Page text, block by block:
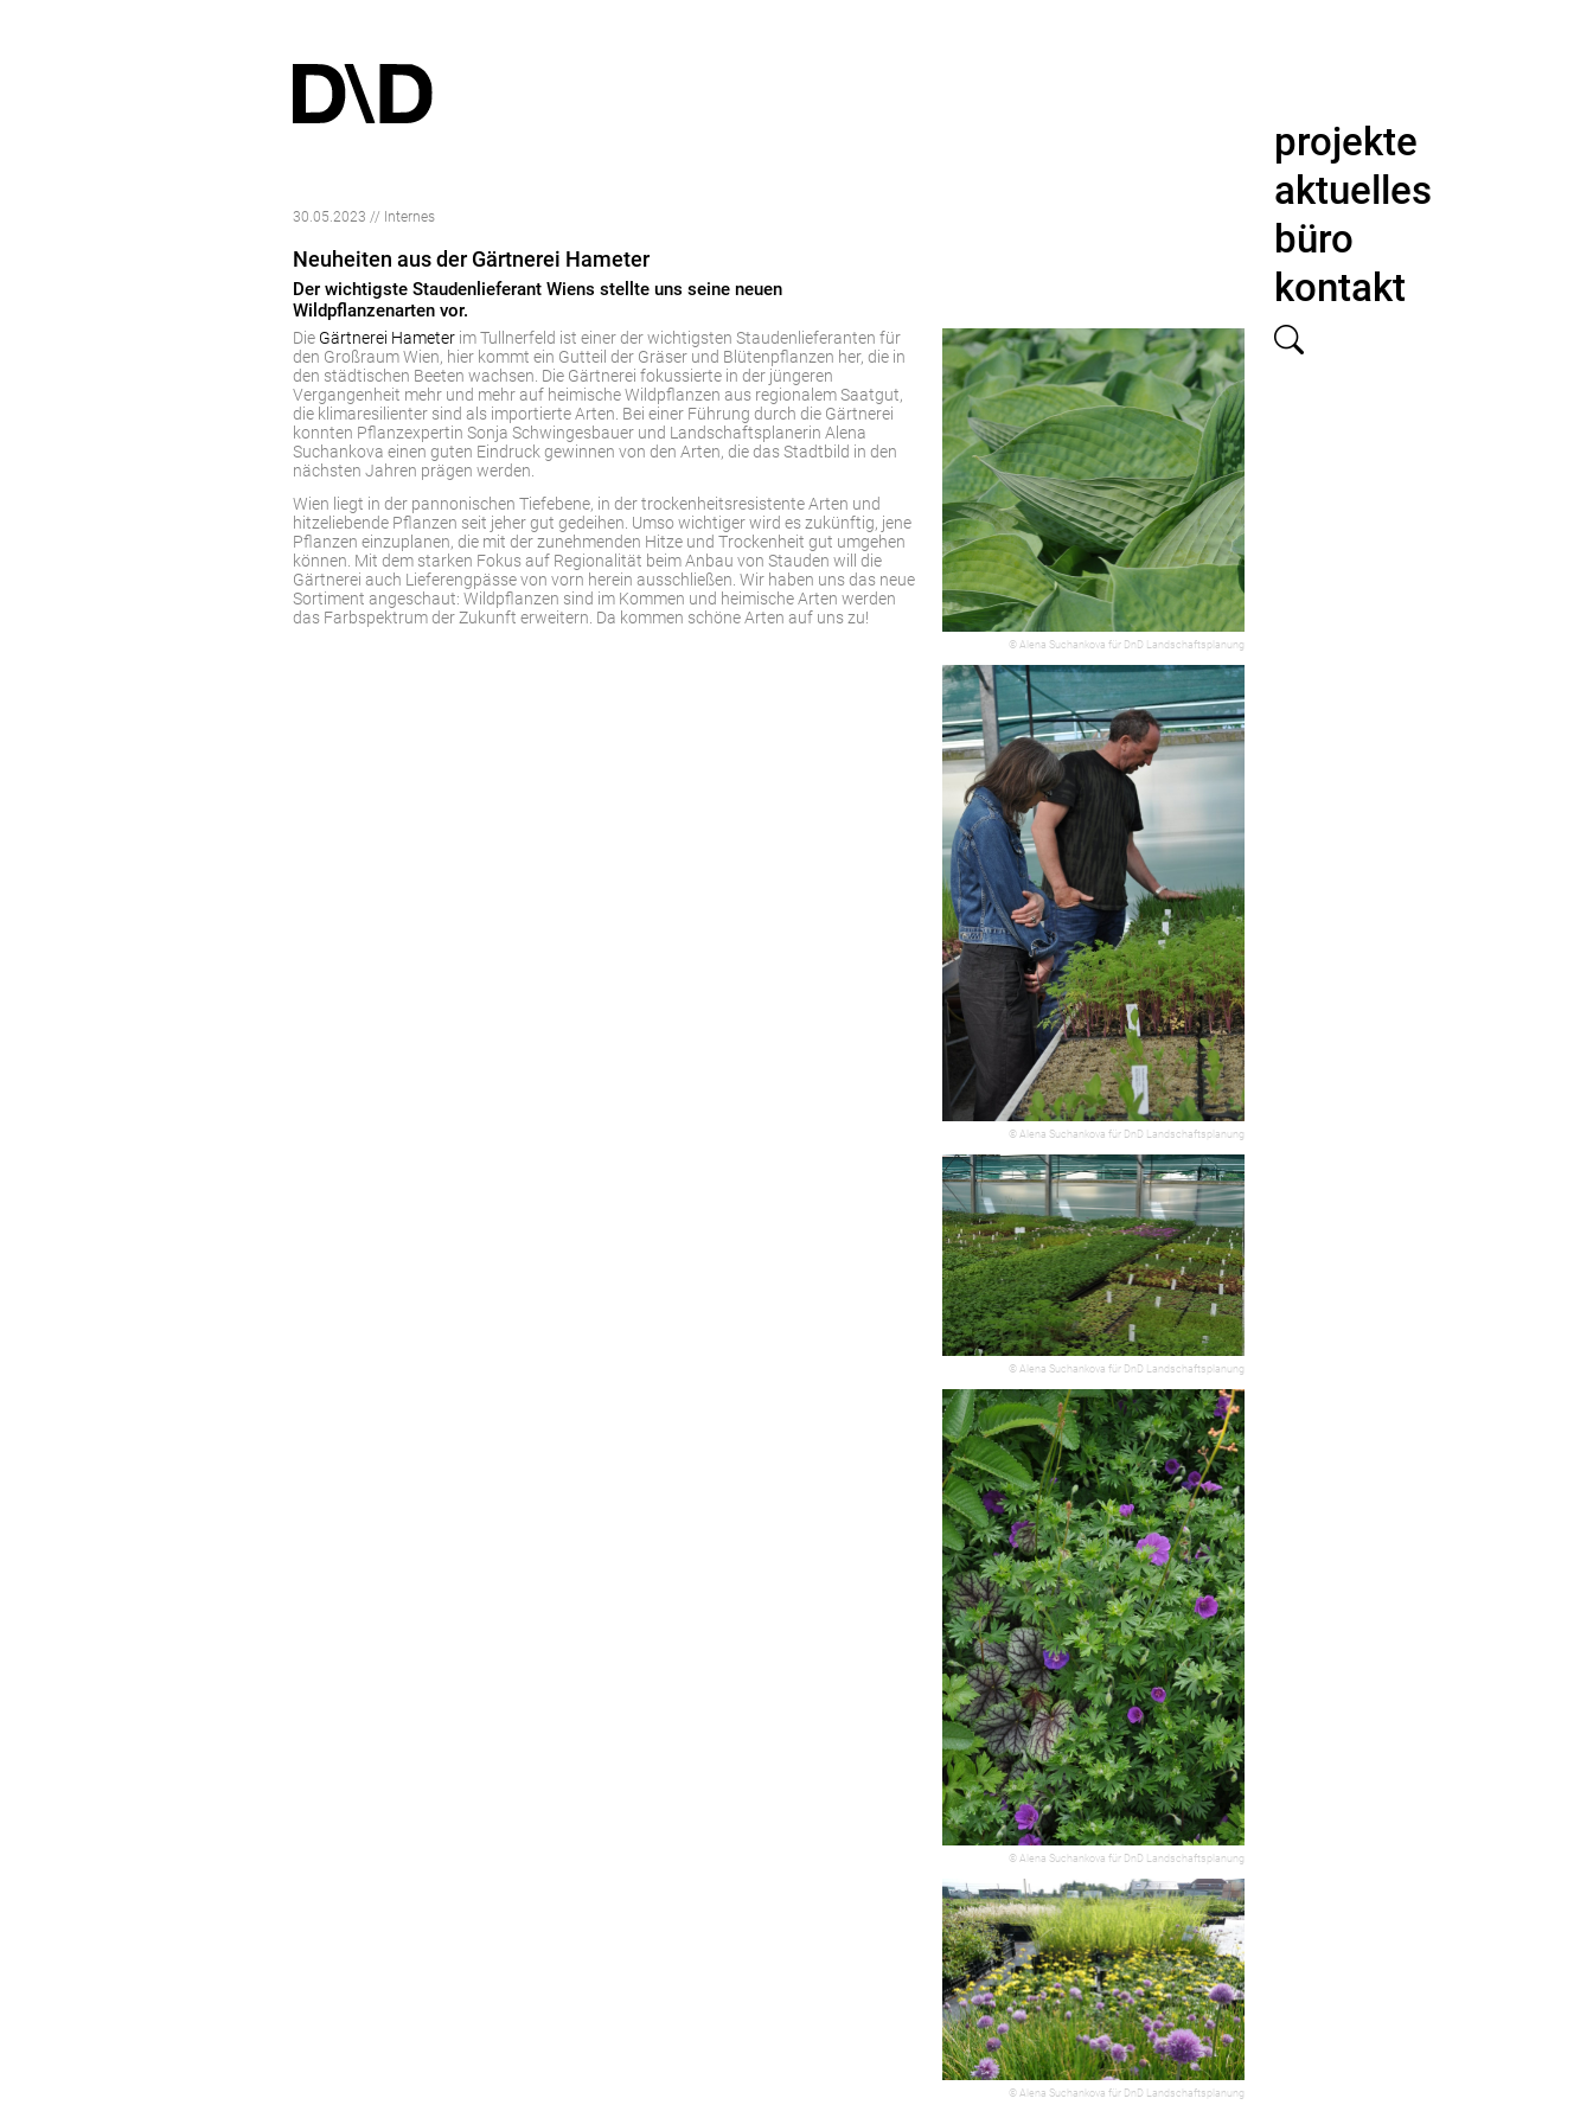
projekte
aktuelles
büro
kontakt
30.05.2023 // Internes
Neuheiten aus der Gärtnerei Hameter
Der wichtigste Staudenlieferant Wiens stellte uns seine neuen
Wildpflanzenarten vor.
Die Gärtnerei Hameter im Tullnerfeld ist einer der wichtigsten Staudenlieferanten für
den Großraum Wien, hier kommt ein Gutteil der Gräser und Blütenpflanzen her, die in
den städtischen Beeten wachsen. Die Gärtnerei fokussierte in der jüngeren
Vergangenheit mehr und mehr auf heimische Wildpflanzen aus regionalem Saatgut,
die klimaresilienter sind als importierte Arten. Bei einer Führung durch die Gärtnerei
konnten Pflanzexpertin Sonja Schwingesbauer und Landschaftsplanerin Alena
Suchankova einen guten Eindruck gewinnen von den Arten, die das Stadtbild in den
nächsten Jahren prägen werden.
Wien liegt in der pannonischen Tiefebene, in der trockenheitsresistente Arten und
hitzeliebende Pflanzen seit jeher gut gedeihen. Umso wichtiger wird es zukünftig, jene
Pflanzen einzuplanen, die mit der zunehmenden Hitze und Trockenheit gut umgehen
können. Mit dem starken Fokus auf Regionalität beim Anbau von Stauden will die
Gärtnerei auch Lieferengpässe von vorn herein ausschließen. Wir haben uns das neue
Sortiment angeschaut: Wildpflanzen sind im Kommen und heimische Arten werden
das Farbspektrum der Zukunft erweitern. Da kommen schöne Arten auf uns zu!
© Alena Suchankova für DnD Landschaftsplanung
© Alena Suchankova für DnD Landschaftsplanung
© Alena Suchankova für DnD Landschaftsplanung
© Alena Suchankova für DnD Landschaftsplanung
© Alena Suchankova für DnD Landschaftsplanung